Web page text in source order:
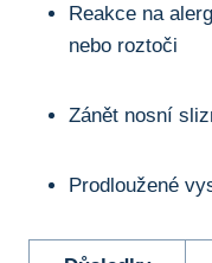
Reakce na⁣
nebo​ roztoči
Zánět nosní‍
Prodloužené